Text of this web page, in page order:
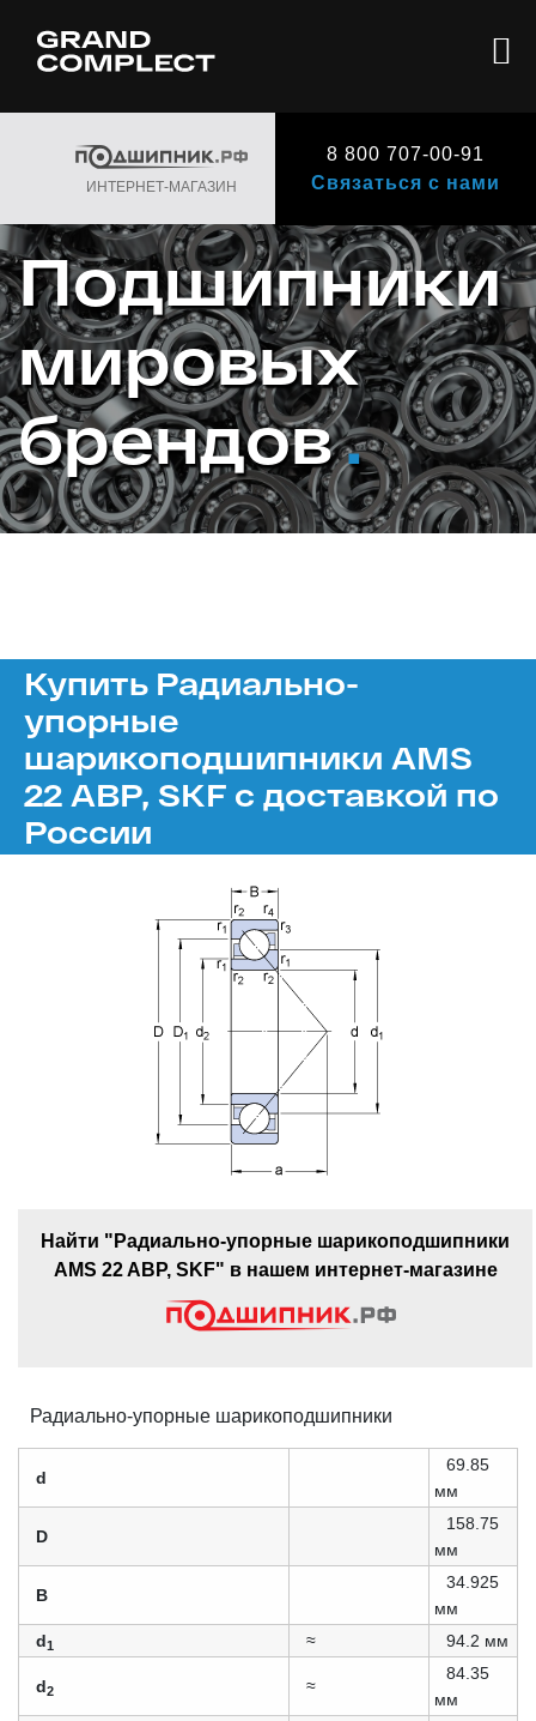
ИНТЕРНЕТ-МАГАЗИН
8 800 707-00-91
Связаться с нами
Подшипники
мировых
брендов.
Купить Радиально-
упорные
шарикоподшипники AMS
22 ABP, SKF с доставкой по
России
Найти "Радиально-упорные шарикоподшипники
AMS 22 ABP, SKF" в нашем интернет-магазине
Радиально-упорные шарикоподшипники
d
69.85
мм
D
158.75
мм
B
34.925
мм
d1 ≈ 94.2 мм
d2 ≈
84.35
мм